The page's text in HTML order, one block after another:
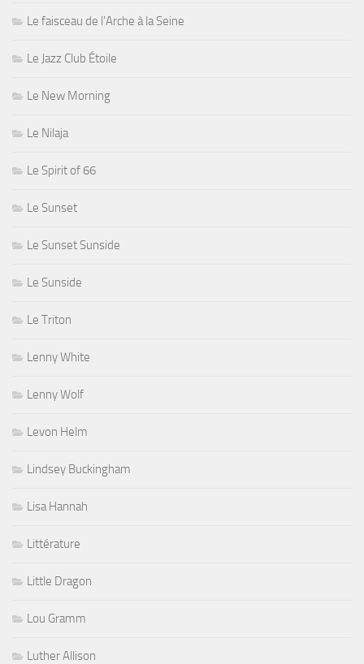
Le faisceau de l'Arche à la Seine
Le Jazz Club Étoile
Le New Morning
Le Nilaja
Le Spirit of 66
Le Sunset
Le Sunset Sunside
Le Sunside
Le Triton
Lenny White
Lenny Wolf
Levon Helm
Lindsey Buckingham
Lisa Hannah
Littérature
Little Dragon
Lou Gramm
Luther Allison